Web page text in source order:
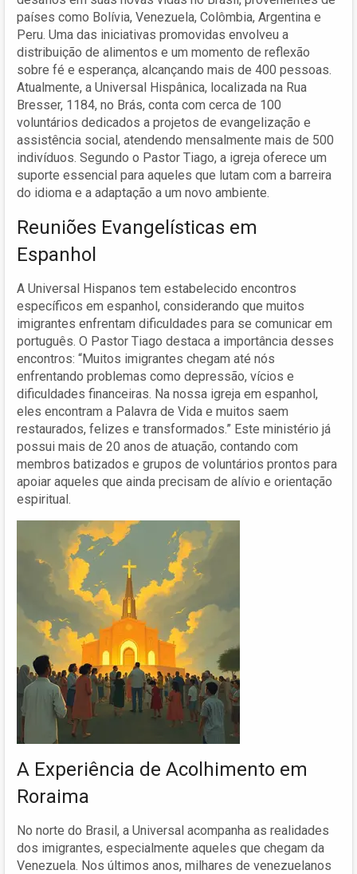
países como Bolívia, Venezuela, Colômbia, Argentina e
Peru. Uma das iniciativas promovidas envolveu a
distribuição de alimentos e um momento de reflexão
sobre fé e esperança, alcançando mais de 400 pessoas.
Atualmente, a Universal Hispânica, localizada na Rua
Bresser, 1184, no Brás, conta com cerca de 100
voluntários dedicados a projetos de evangelização e
assistência social, atendendo mensalmente mais de 500
indivíduos. Segundo o Pastor Tiago, a igreja oferece um
suporte essencial para aqueles que lutam com a barreira
do idioma e a adaptação a um novo ambiente.
Reuniões Evangelísticas em
Espanhol
A Universal Hispanos tem estabelecido encontros
específicos em espanhol, considerando que muitos
imigrantes enfrentam dificuldades para se comunicar em
português. O Pastor Tiago destaca a importância desses
encontros: “Muitos imigrantes chegam até nós
enfrentando problemas como depressão, vícios e
dificuldades financeiras. Na nossa igreja em espanhol,
eles encontram a Palavra de Vida e muitos saem
restaurados, felizes e transformados.” Este ministério já
possui mais de 20 anos de atuação, contando com
membros batizados e grupos de voluntários prontos para
apoiar aqueles que ainda precisam de alívio e orientação
espiritual.
A Experiência de Acolhimento em
Roraima
No norte do Brasil, a Universal acompanha as realidades
dos imigrantes, especialmente aqueles que chegam da
Venezuela. Nos últimos anos, milhares de venezuelanos